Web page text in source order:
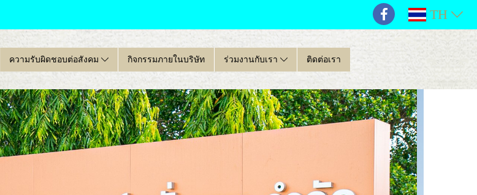
TH
ความรับผิดชอบต่อสังคม กิจกรรมภายในบริษัท ร่วมงานกับเรา ติดต่อเรา